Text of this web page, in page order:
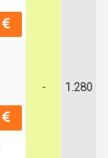
- 1.280